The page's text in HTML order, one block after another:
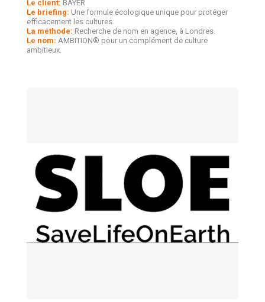
Le client: BAYER
Le briefing: Une formule écologique unique pour protéger
efficacement les cultures.
La méthode: Recherche de nom en agence, à Londres.
Le nom: AMBITION® pour un complément de culture
ambitieux.